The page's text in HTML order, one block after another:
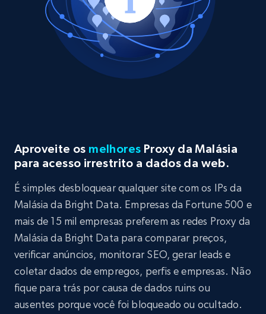
Aproveite os melhores Proxy da Malásia
para acesso irrestrito a dados da web.
É simples desbloquear qualquer site com os IPs da
Malásia da Bright Data. Empresas da Fortune 500 e
mais de 15 mil empresas preferem as redes Proxy da
Malásia da Bright Data para comparar preços,
verificar anúncios, monitorar SEO, gerar leads e
coletar dados de empregos, perfis e empresas. Não
fique para trás por causa de dados ruins ou
ausentes porque você foi bloqueado ou ocultado.